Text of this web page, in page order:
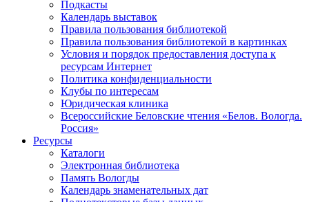
Подкасты
Календарь выставок
Правила пользования библиотекой
Правила пользования библиотекой в картинках
Условия и порядок предоставления доступа к
ресурсам Интернет
Политика конфиденциальности
Клубы по интересам
Юридическая клиника
Всероссийские Беловские чтения «Белов. Вологда.
Россия»
Ресурсы
Каталоги
Электронная библиотека
Память Вологды
Календарь знаменательных дат